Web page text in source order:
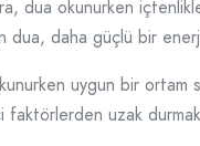
dua okunurken
dua, daha güçlü bir
uygun bir ortam
faktörlerden uzak